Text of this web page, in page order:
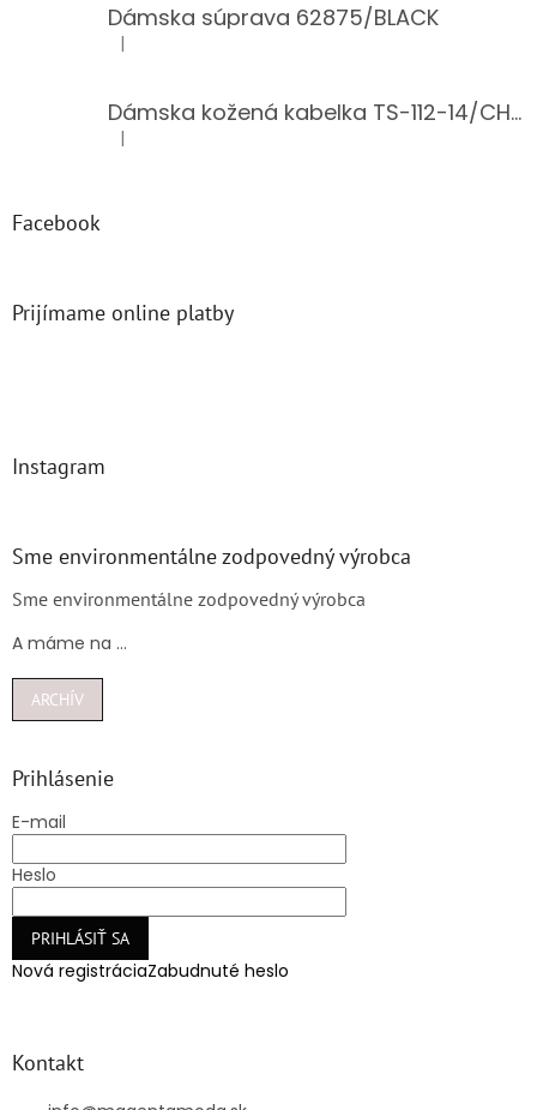
Dámska súprava 62875/BLACK
Hodnotenie produktu je 5 z 5 hviezdičiek.
|
Dámska kožená kabelka TS-112-14/CHOCO
Hodnotenie produktu je 5 z 5 hviezdičiek.
|
Facebook
Prijímame online platby
Instagram
Sme environmentálne zodpovedný výrobca
Sme environmentálne zodpovedný výrobca
A máme na ...
ARCHÍV
Prihlásenie
E-mail
Heslo
PRIHLÁSIŤ SA
Nová registráciaZabudnuté heslo
Kontakt